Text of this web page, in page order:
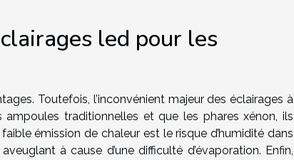
led pour les
Toutefois, l’inconvénient majeur des éclairages à
traditionnelles et que les phares xénon, ils
émission de chaleur est le risque d’humidité dans
à cause d’une difficulté d’évaporation. Enfin,